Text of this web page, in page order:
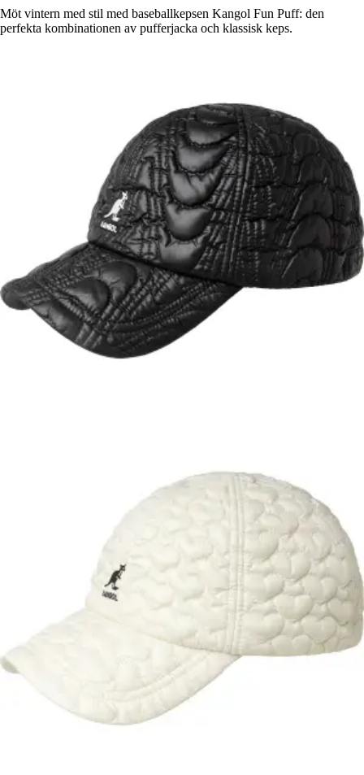
Möt vintern med stil med baseballkepsen Kangol Fun Puff: den
perfekta kombinationen av pufferjacka och klassisk keps.